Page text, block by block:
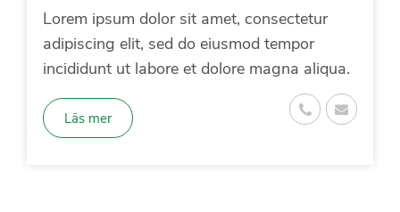
Lorem ipsum dolor sit amet, consectetur
adipiscing elit, sed do eiusmod tempor
incididunt ut labore et dolore magna aliqua.
Läs mer